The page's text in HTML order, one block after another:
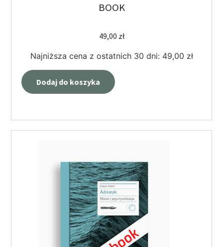
BOOK
49,00 zł
Najniższa cena z ostatnich 30 dni: 49,00 zł
Dodaj do koszyka